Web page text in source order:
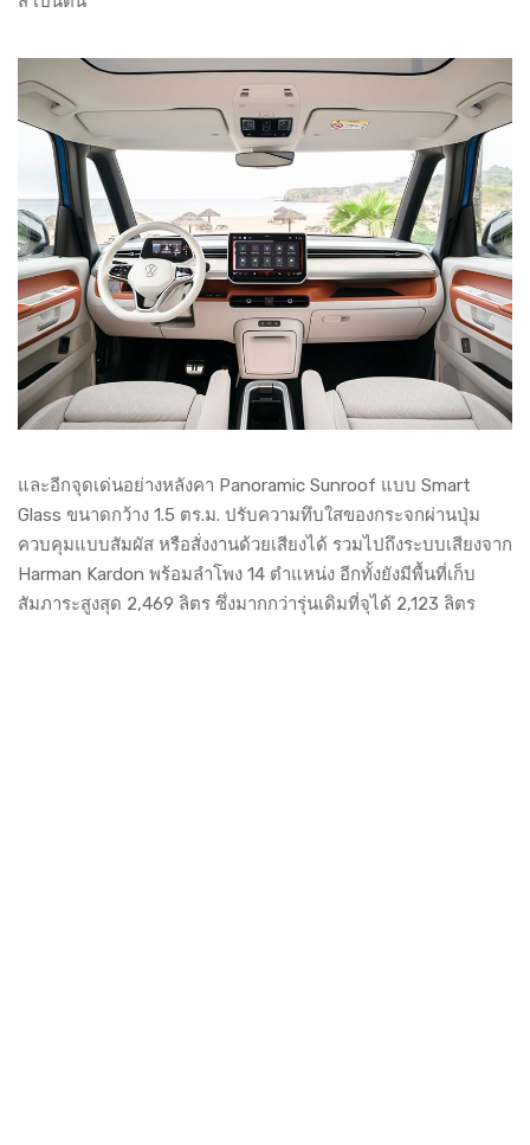
และอีกจุดเด่นอย่างหลังคา Panoramic Sunroof แบบ Smart
Glass ขนาดกว้าง 1.5 ตร.ม. ปรับความทึบใสของกระจกผ่านปุ่ม
ควบคุมแบบสัมผัส หรือสั่งงานด้วยเสียงได้ รวมไปถึงระบบเสียงจาก
Harman Kardon พร้อมลำโพง 14 ตำแหน่ง อีกทั้งยังมีพื้นที่เก็บ
สัมภาระสูงสุด 2,469 ลิตร ซึ่งมากกว่ารุ่นเดิมที่จุได้ 2,123 ลิตร